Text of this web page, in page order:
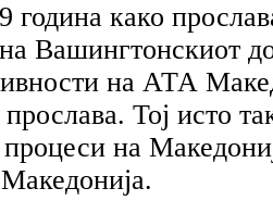
година како
Вашингтонскиот
на АТА
Тој исто
процеси на